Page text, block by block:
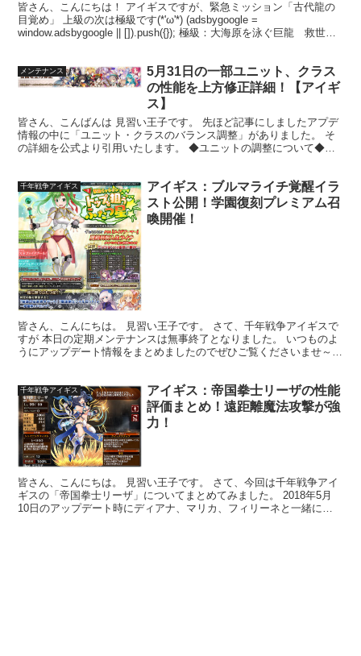
皆さん、こんにちは！ アイギスですが、緊急ミッション「古代龍の
目覚め」 上級の次は極級です(*'ω'*) (adsbygoogle =
window.adsbygoogle || []).push({}); 極級：大海原を泳ぐ巨龍 救世主
メンテナンス
5月31日の一部ユニット、クラス
の性能を上方修正詳細！【アイギ
ス】
皆さん、こんばんは 見習い王子です。 先ほど記事にしましたアプデ
情報の中に「ユニット・クラスのバランス調整」がありました。 そ
の詳細を公式より引用いたします。 ◆ユニットの調整について◆
千年戦争アイギス
アイギス：ブルマライチ覚醒イラ
スト公開！学園復刻プレミアム召
喚開催！
皆さん、こんにちは。 見習い王子です。 さて、千年戦争アイギスで
すが 本日の定期メンテナンスは無事終了となりました。 いつものよ
うにアップデート情報をまとめましたのでぜひご覧くださいませ～！
千年戦争アイギス
アイギス：帝国拳士リーザの性能
評価まとめ！遠距離魔法攻撃が強
力！
皆さん、こんにちは。 見習い王子です。 さて、今回は千年戦争アイ
ギスの「帝国拳士リーザ」についてまとめてみました。 2018年5月
10日のアップデート時にディアナ、マリカ、フィリーネと一緒に実